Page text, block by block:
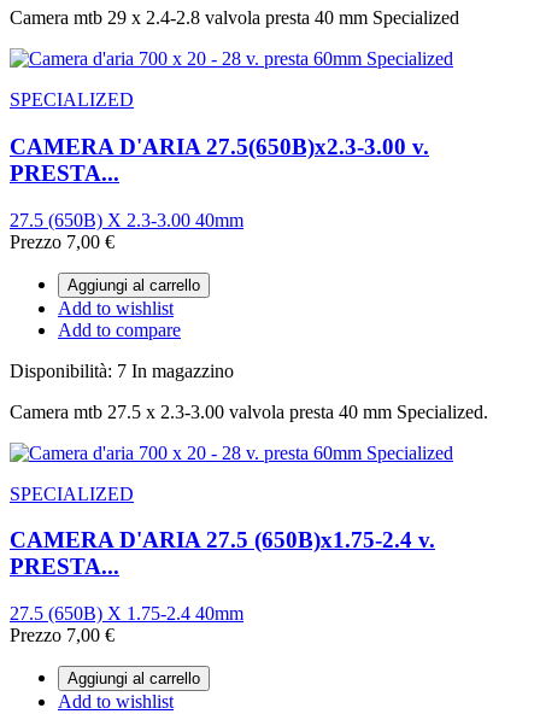
Camera mtb 29 x 2.4-2.8 valvola presta 40 mm Specialized
SPECIALIZED
CAMERA D'ARIA 27.5(650B)x2.3-3.00 v.
PRESTA...
27.5 (650B) X 2.3-3.00 40mm
Prezzo 7,00 €
Aggiungi al carrello
Add to wishlist
Add to compare
Disponibilità: 7 In magazzino
Camera mtb 27.5 x 2.3-3.00 valvola presta 40 mm Specialized.
SPECIALIZED
CAMERA D'ARIA 27.5 (650B)x1.75-2.4 v.
PRESTA...
27.5 (650B) X 1.75-2.4 40mm
Prezzo 7,00 €
Aggiungi al carrello
Add to wishlist